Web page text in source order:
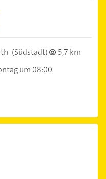
(Südstadt)
5,7 km
um 08:00